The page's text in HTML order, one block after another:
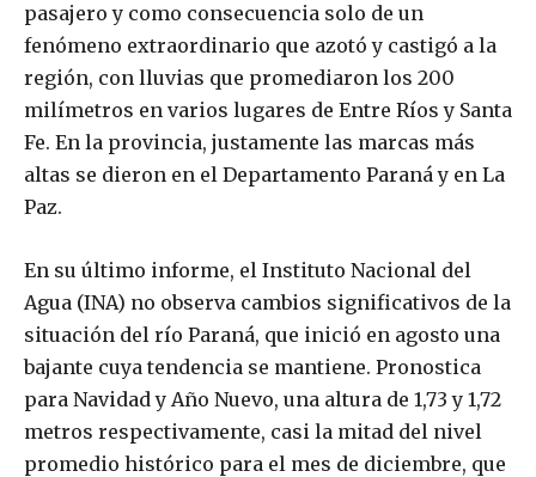
pasajero y como consecuencia solo de un
fenómeno extraordinario que azotó y castigó a la
región, con lluvias que promediaron los 200
milímetros en varios lugares de Entre Ríos y Santa
Fe. En la provincia, justamente las marcas más
altas se dieron en el Departamento Paraná y en La
Paz.
En su último informe, el Instituto Nacional del
Agua (INA) no observa cambios significativos de la
situación del río Paraná, que inició en agosto una
bajante cuya tendencia se mantiene. Pronostica
para Navidad y Año Nuevo, una altura de 1,73 y 1,72
metros respectivamente, casi la mitad del nivel
promedio histórico para el mes de diciembre, que